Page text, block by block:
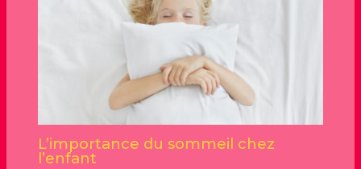
L’importance du sommeil chez
l’enfant